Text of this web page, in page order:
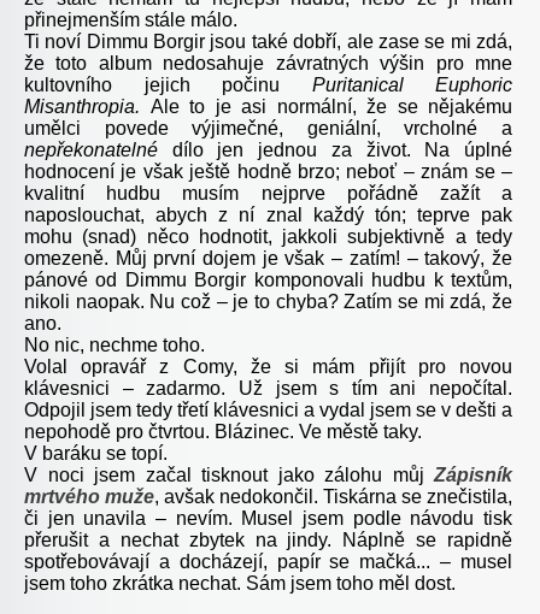
přinejmenším stále málo.
Ti noví Dimmu Borgir jsou také dobří, ale zase se mi zdá,
že toto album nedosahuje závratných výšin pro mne
kultovního jejich počinu Puritanical Euphoric
Misanthropia. Ale to je asi normální, že se nějakému
umělci povede výjimečné, geniální, vrcholné a
nepřekonatelné dílo jen jednou za život. Na úplné
hodnocení je však ještě hodně brzo; neboť – znám se –
kvalitní hudbu musím nejprve pořádně zažít a
naposlouchat, abych z ní znal každý tón; teprve pak
mohu (snad) něco hodnotit, jakkoli subjektivně a tedy
omezeně. Můj první dojem je však – zatím! – takový, že
pánové od Dimmu Borgir komponovali hudbu k textům,
nikoli naopak. Nu což – je to chyba? Zatím se mi zdá, že
ano.
No nic, nechme toho.
Volal opravář z Comy, že si mám přijít pro novou
klávesnici – zadarmo. Už jsem s tím ani nepočítal.
Odpojil jsem tedy třetí klávesnici a vydal jsem se v dešti a
nepohodě pro čtvrtou. Blázinec. Ve městě taky.
V baráku se topí.
V noci jsem začal tisknout jako zálohu můj Zápisník
mrtvého muže, avšak nedokončil. Tiskárna se znečistila,
či jen unavila – nevím. Musel jsem podle návodu tisk
přerušit a nechat zbytek na jindy. Náplně se rapidně
spotřebovávají a docházejí, papír se mačká... – musel
jsem toho zkrátka nechat. Sám jsem toho měl dost.